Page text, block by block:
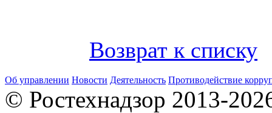
Возврат к списку
Об управлении Новости Деятельность Противодействие
© Ростехнадзор 2013-